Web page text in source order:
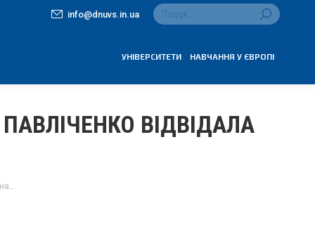
info@dnuvs.in.ua Search:
УНІВЕРСИТЕТИ НАВЧАННЯ У ЄВРОПІ
ВІДВІДАЛА